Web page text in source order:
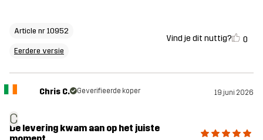
Article nr 10952
Eerdere versie
Vind je dit nuttig? 0
C
Chris C. Geverifieerde koper 19 juni 2026
De levering kwam aan op het juiste